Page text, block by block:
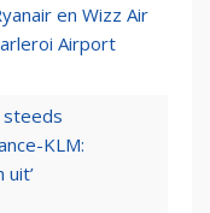
en Wizz Air
Airport
steeds
KLM:
uit’